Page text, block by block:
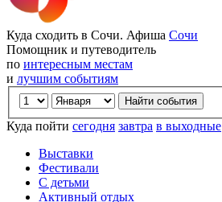
Куда сходить в Сочи. Афиша Сочи
Помощник и путеводитель
по интересным местам
и лучшим событиям
Куда пойти сегодня завтра в выходные
Выставки
Фестивали
С детьми
Активный отдых